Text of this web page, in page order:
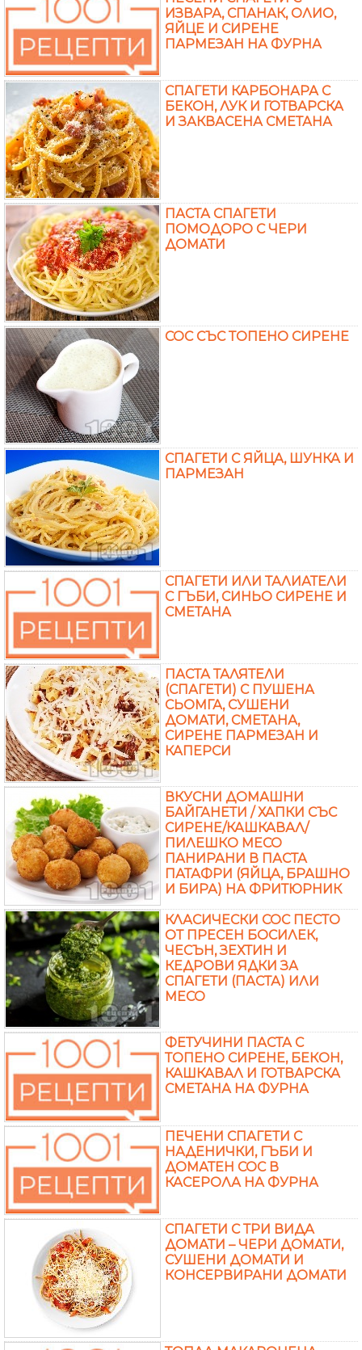
ИЗВАРА, СПАНАК, ОЛИО,
ЯЙЦЕ И СИРЕНЕ
ПАРМЕЗАН НА ФУРНА
СПАГЕТИ КАРБОНАРА С
БЕКОН, ЛУК И ГОТВАРСКА
И ЗАКВАСЕНА СМЕТАНА
ПАСТА СПАГЕТИ
ПОМОДОРО С ЧЕРИ
ДОМАТИ
СОС СЪС ТОПЕНО СИРЕНЕ
СПАГЕТИ С ЯЙЦА, ШУНКА И
ПАРМЕЗАН
СПАГЕТИ ИЛИ ТАЛИАТЕЛИ
С ГЪБИ, СИНЬО СИРЕНЕ И
СМЕТАНА
ПАСТА ТАЛЯТЕЛИ
(СПАГЕТИ) С ПУШЕНА
СЬОМГА, СУШЕНИ
ДОМАТИ, СМЕТАНА,
СИРЕНЕ ПАРМЕЗАН И
КАПЕРСИ
ВКУСНИ ДОМАШНИ
БАЙГАНЕТИ / ХАПКИ СЪС
СИРЕНЕ/КАШКАВАЛ/
ПИЛЕШКО МЕСО
ПАНИРАНИ В ПАСТА
ПАТАФРИ (ЯЙЦА, БРАШНО
И БИРА) НА ФРИТЮРНИК
КЛАСИЧЕСКИ СОС ПЕСТО
ОТ ПРЕСЕН БОСИЛЕК,
ЧЕСЪН, ЗЕХТИН И
КЕДРОВИ ЯДКИ ЗА
СПАГЕТИ (ПАСТА) ИЛИ
МЕСО
ФЕТУЧИНИ ПАСТА С
ТОПЕНО СИРЕНЕ, БЕКОН,
КАШКАВАЛ И ГОТВАРСКА
СМЕТАНА НА ФУРНА
ПЕЧЕНИ СПАГЕТИ С
НАДЕНИЧКИ, ГЪБИ И
ДОМАТЕН СОС В
КАСЕРОЛА НА ФУРНА
СПАГЕТИ С ТРИ ВИДА
ДОМАТИ – ЧЕРИ ДОМАТИ,
СУШЕНИ ДОМАТИ И
КОНСЕРВИРАНИ ДОМАТИ